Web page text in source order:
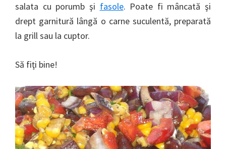
salata cu porumb şi fasole. Poate fi mâncată şi
drept garnitură lângă o carne suculentă, preparată
la grill sau la cuptor.
Să fiţi bine!